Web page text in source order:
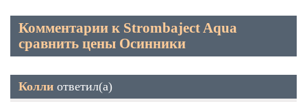
Комментарии к Strombaject Aqua
сравнить цены Осинники
Колли ответил(а)